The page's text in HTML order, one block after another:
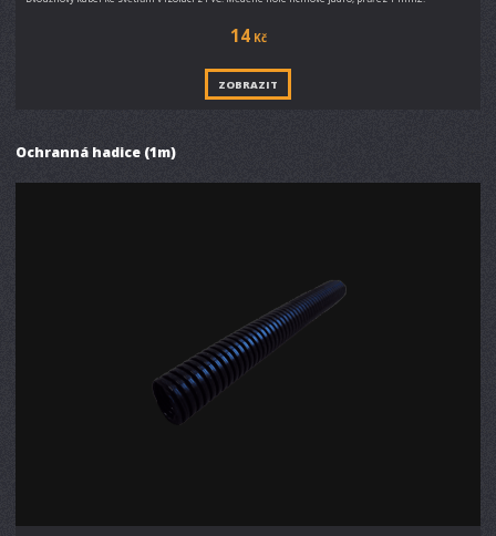
14Kč
ZOBRAZIT
Ochranná hadice (1m)